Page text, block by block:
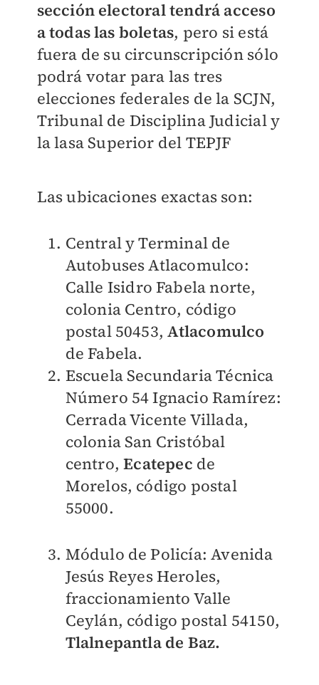
sección electoral tendrá acceso
a todas las boletas, pero si está
fuera de su circunscripción sólo
podrá votar para las tres
elecciones federales de la SCJN,
Tribunal de Disciplina Judicial y
la lasa Superior del TEPJF
Las ubicaciones exactas son:
Central y Terminal de
Autobuses Atlacomulco:
Calle Isidro Fabela norte,
colonia Centro, código
postal 50453, Atlacomulco
de Fabela.
Escuela Secundaria Técnica
Número 54 Ignacio Ramírez:
Cerrada Vicente Villada,
colonia San Cristóbal
centro,Ecatepec de
Morelos, código postal
55000.
Módulo de Policía: Avenida
Jesús Reyes Heroles,
fraccionamiento Valle
Ceylán, código postal 54150,
Tlalnepantla de Baz.